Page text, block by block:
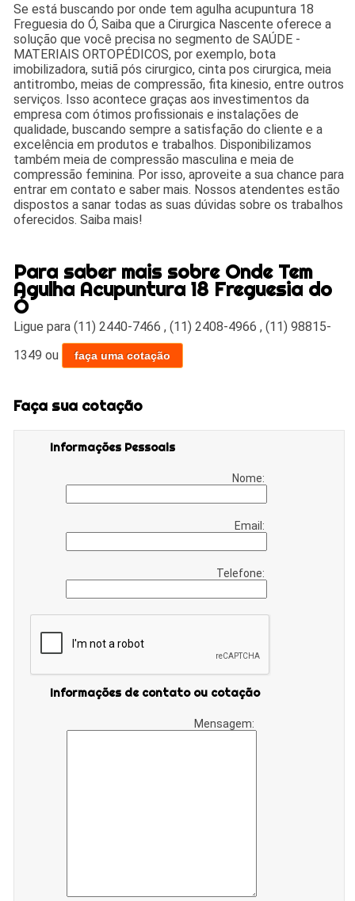
Se está buscando por onde tem agulha acupuntura 18
Freguesia do Ó, Saiba que a Cirurgica Nascente oferece a
solução que você precisa no segmento de SAÚDE -
MATERIAIS ORTOPÉDICOS, por exemplo, bota
imobilizadora, sutiã pós cirurgico, cinta pos cirurgica, meia
antitrombo, meias de compressão, fita kinesio, entre outros
serviços. Isso acontece graças aos investimentos da
empresa com ótimos profissionais e instalações de
qualidade, buscando sempre a satisfação do cliente e a
excelência em produtos e trabalhos. Disponibilizamos
também meia de compressão masculina e meia de
compressão feminina. Por isso, aproveite a sua chance para
entrar em contato e saber mais. Nossos atendentes estão
dispostos a sanar todas as suas dúvidas sobre os trabalhos
oferecidos. Saiba mais!
Para saber mais sobre Onde Tem
Agulha Acupuntura 18 Freguesia do
Ó
Ligue para(11) 2440-7466 ,(11) 2408-4966 ,(11) 98815-
1349 ou faça uma cotação
Faça sua cotação
Informações Pessoais
Nome:
Email:
Telefone:
Informações de contato ou cotação
Mensagem: